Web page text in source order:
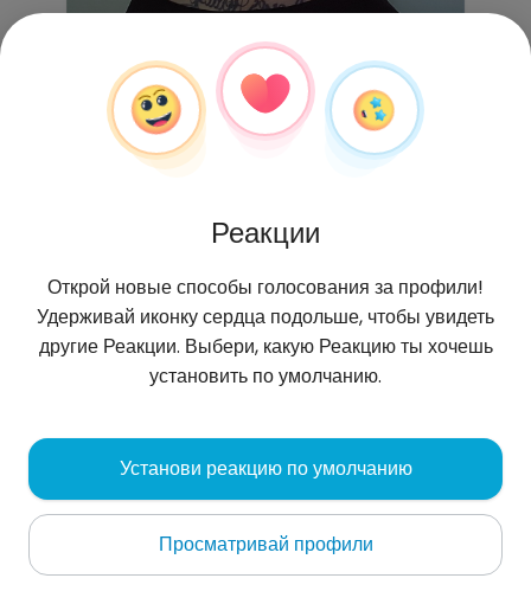
Ginny , 30
Katowice
częściej tutaj 🙃👉 ig: futuristic_precision
Реакции
Открой новые способы голосования за профили!
Удерживай иконку сердца подольше, чтобы увидеть
другие Реакции. Выбери, какую Реакцию ты хочешь
установить по умолчанию.
Установи реакцию по умолчанию
Просматривай профили